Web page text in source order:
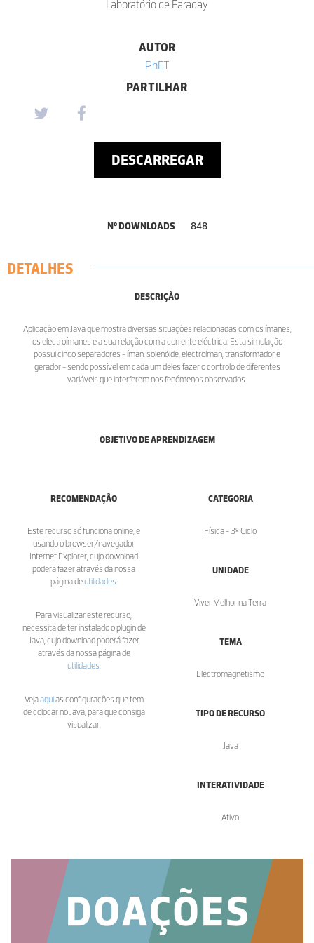
Laboratório de Faraday
AUTOR
PhET
PARTILHAR
DESCARREGAR
Nº DOWNLOADS 848
DETALHES
DESCRIÇÃO
Aplicação em Java que mostra diversas situações relacionadas com os ímanes,
os electroímanes e a sua relação com a corrente eléctrica. Esta simulação
possui cinco separadores - íman, solenóide, electroíman, transformador e
gerador - sendo possível em cada um deles fazer o controlo de diferentes
variáveis que interferem nos fenómenos observados.
OBJETIVO DE APRENDIZAGEM
RECOMENDAÇÃO
Este recurso só funciona online, e
usando o browser/navegador
Internet Explorer, cujo download
poderá fazer através da nossa
página deutilidades
Para visualizar este recurso,
necessita de ter instalado o plugin de
Java, cujo download poderá fazer
através da nossa página de
utilidades
Vejaaquias configurações que tem
de colocar no Java, para que consiga
visualizar.
CATEGORIA
Física - 3º Ciclo
UNIDADE
Viver Melhor na Terra
TEMA
Electromagnetismo
TIPO DE RECURSO
Java
INTERATIVIDADE
Ativo